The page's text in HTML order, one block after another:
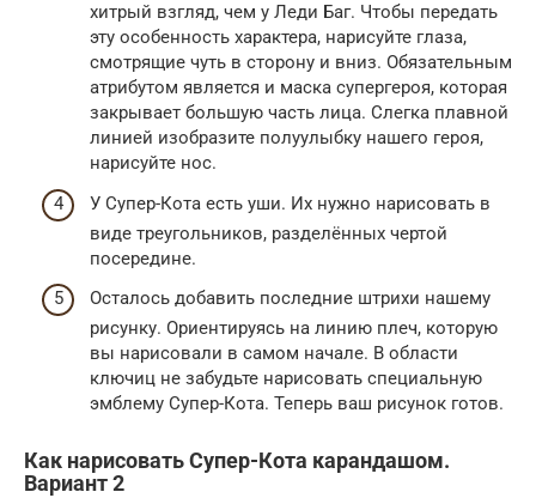
хитрый взгляд, чем у Леди Баг. Чтобы передать
эту особенность характера, нарисуйте глаза,
смотрящие чуть в сторону и вниз. Обязательным
атрибутом является и маска супергероя, которая
закрывает большую часть лица. Слегка плавной
линией изобразите полуулыбку нашего героя,
нарисуйте нос.
У Супер-Кота есть уши. Их нужно нарисовать в
виде треугольников, разделённых чертой
посередине.
Осталось добавить последние штрихи нашему
рисунку. Ориентируясь на линию плеч, которую
вы нарисовали в самом начале. В области
ключиц не забудьте нарисовать специальную
эмблему Супер-Кота. Теперь ваш рисунок готов.
Как нарисовать Супер-Кота карандашом.
Вариант 2